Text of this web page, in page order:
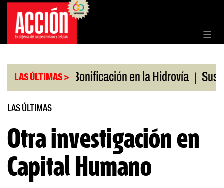
Saltar
contenido
LAS ÚLTIMAS >
en julio | Bonificación en la Hidrovía |
LAS ÚLTIMAS
Otra investigación en
Capital Humano